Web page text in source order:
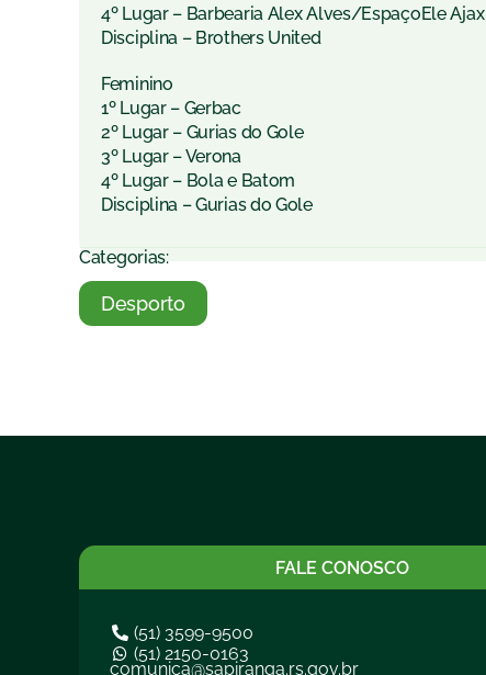
4º Lugar – Barbearia Alex Alves/EspaçoEle Ajax
Disciplina – Brothers United
Feminino
1º Lugar – Gerbac
2º Lugar – Gurias do Gole
3º Lugar – Verona
4º Lugar – Bola e Batom
Disciplina – Gurias do Gole
Categorias:
Desporto
FALE CONOSCO
(51) 3599-9500
(51) 2150-0163
comunica@sapiranga.rs.gov.br